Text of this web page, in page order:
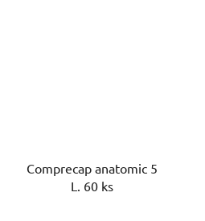
Comprecap anatomic 5
L. 60 ks